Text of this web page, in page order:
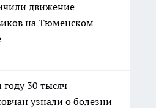
движение
на Тюменском
году 30 тысяч
узнали о болезни